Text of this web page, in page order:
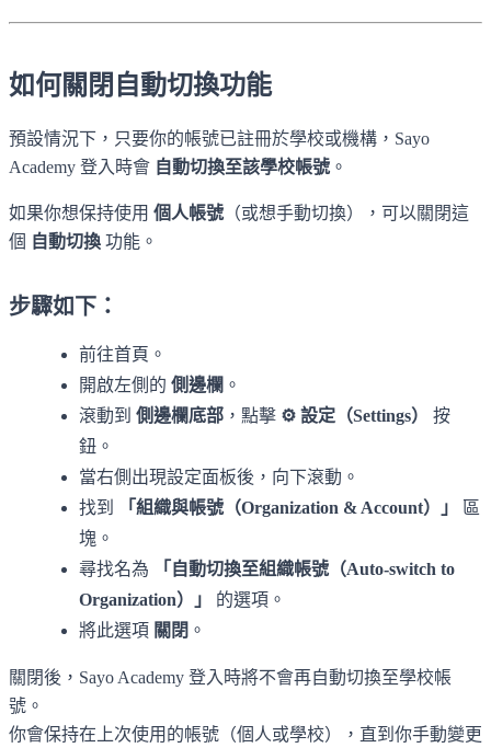
如何關閉自動切換功能
預設情況下，只要你的帳號已註冊於學校或機構，Sayo
Academy 登入時會 自動切換至該學校帳號 。
如果你想保持使用 個人帳號 （或想手動切換），可以關閉這
個 自動切換 功能。
步驟如下：
前往首頁。
開啟左側的 側邊欄 。
滾動到 側邊欄底部 ，點擊 ⚙️ 設定（Settings）
按
鈕。
當右側出現設定面板後，向下滾動。
找到
「組織與帳號（Organization & Account）」
區
塊。
尋找名為
「自動切換至組織帳號（Auto-switch to
Organization）」
的選項。
將此選項 關閉 。
關閉後，Sayo Academy 登入時將不會再自動切換至學校帳
號。
你會保持在上次使用的帳號（個人或學校），直到你手動變更